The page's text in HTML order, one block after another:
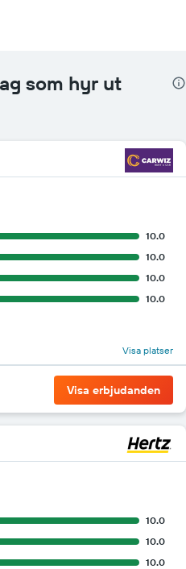
som hyr ut
10.0
10.0
10.0
10.0
Visa platser
Visa erbjudanden
10.0
10.0
10.0